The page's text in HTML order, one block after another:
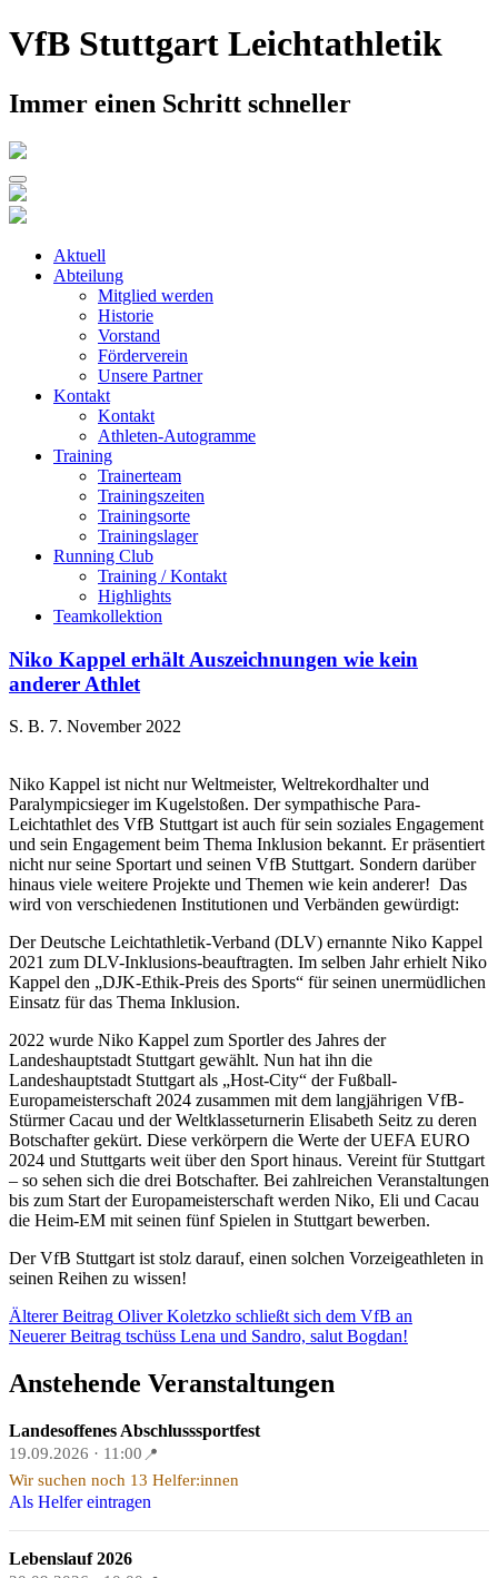
Skip
to
VfB Stuttgart Leichtathletik
Immer einen Schritt schneller
Aktuell
Abteilung
Mitglied werden
Historie
Vorstand
Förderverein
Unsere Partner
Kontakt
Kontakt
Athleten-Autogramme
Training
Trainerteam
Trainingszeiten
Trainingsorte
Trainingslager
Running Club
Training / Kontakt
Highlights
Teamkollektion
Niko Kappel erhält Auszeichnungen wie kein
anderer Athlet
S. B. 7. November 2022
Niko Kappel ist nicht nur Weltmeister, Weltrekordhalter und
Paralympicsieger im Kugelstoßen. Der sympathische Para-
Leichtathlet des VfB Stuttgart ist auch für sein soziales Engagement
und sein Engagement beim Thema Inklusion bekannt. Er präsentiert
nicht nur seine Sportart und seinen VfB Stuttgart. Sondern darüber
hinaus viele weitere Projekte und Themen wie kein anderer! Das
wird von verschiedenen Institutionen und Verbänden gewürdigt:
Der Deutsche Leichtathletik-Verband (DLV) ernannte Niko Kappel
2021 zum DLV-Inklusions-beauftragten. Im selben Jahr erhielt Niko
Kappel den „DJK-Ethik-Preis des Sports“ für seinen unermüdlichen
Einsatz für das Thema Inklusion.
2022 wurde Niko Kappel zum Sportler des Jahres der
Landeshauptstadt Stuttgart gewählt. Nun hat ihn die
Landeshauptstadt Stuttgart als „Host-City“ der Fußball-
Europameisterschaft 2024 zusammen mit dem langjährigen VfB-
Stürmer Cacau und der Weltklasseturnerin Elisabeth Seitz zu deren
Botschafter gekürt. Diese verkörpern die Werte der UEFA EURO
2024 und Stuttgarts weit über den Sport hinaus. Vereint für Stuttgart
– so sehen sich die drei Botschafter. Bei zahlreichen Veranstaltungen
bis zum Start der Europameisterschaft werden Niko, Eli und Cacau
die Heim-EM mit seinen fünf Spielen in Stuttgart bewerben.
Der VfB Stuttgart ist stolz darauf, einen solchen Vorzeigeathleten in
seinen Reihen zu wissen!
Beitragsnavigation
Älterer Beitrag Oliver Koletzko schließt sich dem VfB an
Neuerer Beitrag tschüss Lena und Sandro, salut Bogdan!
Anstehende Veranstaltungen
Landesoffenes Abschlusssportfest
19.09.2026 · 11:00 📍
Wir suchen noch 13 Helfer:innen
Als Helfer eintragen
Lebenslauf 2026